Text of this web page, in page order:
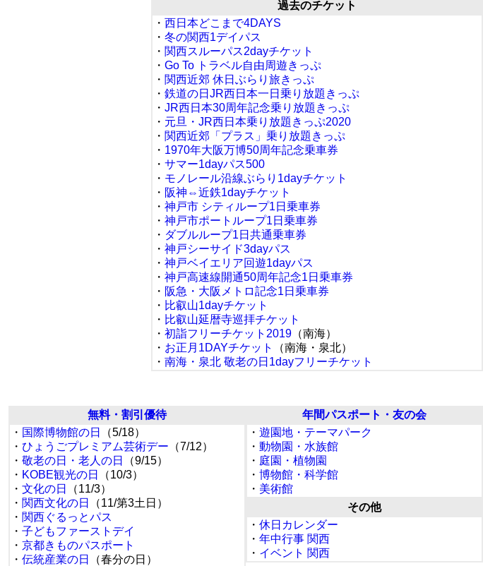
過去のチケット
・ 西日本どこまで4DAYS
・ 冬の関西1デイパス
・ 関西スルーパス2dayチケット
・ Go To トラベル自由周遊きっぷ
・ 関西近郊 休日ぶらり旅きっぷ
・ 鉄道の日JR西日本一日乗り放題きっぷ
・ JR西日本30周年記念乗り放題きっぷ
・ 元旦・JR西日本乗り放題きっぷ2020
・ 関西近郊「プラス」乗り放題きっぷ
・ 1970年大阪万博50周年記念乗車券
・ サマー1dayパス500
・ モノレール沿線ぶらり1dayチケット
・ 阪神⇔近鉄1dayチケット
・ 神戸市 シティループ1日乗車券
・ 神戸市ポートループ1日乗車券
・ ダブルループ1日共通乗車券
・ 神戸シーサイド3dayパス
・ 神戸ベイエリア回遊1dayパス
・ 神戸高速線開通50周年記念1日乗車券
・ 阪急・大阪メトロ記念1日乗車券
・ 比叡山1dayチケット
・ 比叡山延暦寺巡拝チケット
・ 初詣フリーチケット2019（南海）
・ お正月1DAYチケット
（南海・泉北）
・ 南海・泉北 敬老の日1dayフリーチケット
無料・割引優待
・ 国際博物館の日
（5/18）
・ ひょうごプレミアム芸術デー （7/12）
・ 敬老の日・老人の日
（9/15）
・ KOBE観光の日
（10/3）
・ 文化の日
（11/3）
・ 関西文化の日
（11/第3土日）
・ 関西ぐるっとパス
・ 子どもファーストデイ
・ 京都きものパスポート
・ 伝統産業の日 （春分の日）
年間パスポート・友の会
・ 遊園地・テーマパーク
・ 動物園・水族館
・ 庭園・植物園
・ 博物館・科学館
・ 美術館
その他
・ 休日カレンダー
・ 年中行事 関西
・ イベント 関西